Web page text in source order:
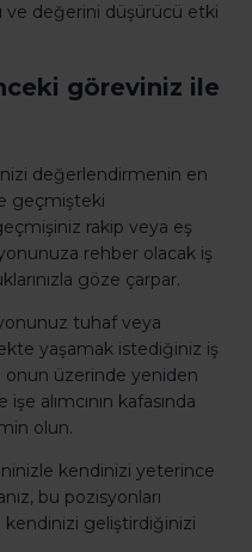
ve değerini düşürücü etki
göreviniz ile
değerlendirmenin en
geçmişteki
rakip veya eş
rehber olacak iş
göze çarpar.
tuhaf veya
yaşamak istediğiniz iş
onun üzerinde yeniden
alımcının kafasında
olun.
kendinizi yeterince
bu pozisyonları
kendinizi geliştirdiğinizi